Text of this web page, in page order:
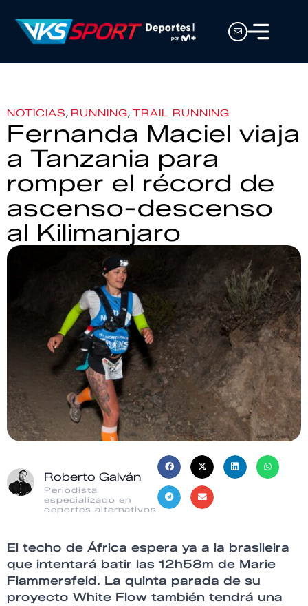
NOTICIAS, RUNNING, TRAIL RUNNING
Fernanda Maciel viaja
a Tanzania para
romper el récord de
ascenso-descenso
al Kilimanjaro
Roberto Galván
Periodista
especializado en
deportes alternativos
El techo de África espera ya a la brasileira
que intentará batir las 12h58m de Marie
Flammersfeld. La quinta parada de su
proyecto White Flow también tendrá una